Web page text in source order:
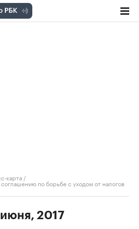
карта /
по борьбе с уходом от налогов
2017